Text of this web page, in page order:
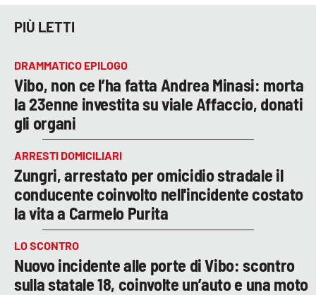
PIÙ LETTI
DRAMMATICO EPILOGO
Vibo, non ce l’ha fatta Andrea Minasi: morta
la 23enne investita su viale Affaccio, donati
gli organi
ARRESTI DOMICILIARI
Zungri, arrestato per omicidio stradale il
conducente coinvolto nell'incidente costato
la vita a Carmelo Purita
LO SCONTRO
Nuovo incidente alle porte di Vibo: scontro
sulla statale 18, coinvolte un’auto e una moto